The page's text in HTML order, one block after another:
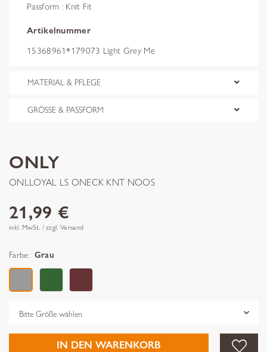
Passform : Knit Fit
Artikelnummer
15368961*179073 Light Grey Me
MATERIAL & PFLEGE
GRÖSSE & PASSFORM
ONLY
ONLLOYAL LS ONECK KNT NOOS
21,99 €
inkl. MwSt. / zzgl. Versand
Farbe: Grau
IN DEN WARENKORB